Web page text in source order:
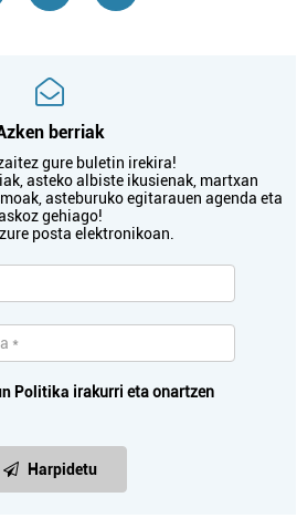
berriak
gure buletin irekira!
asteko albiste ikusienak, martxan
asteburuko egitarauen agenda eta
gehiago!
posta elektronikoan.
Politika irakurri eta onartzen
Harpidetu